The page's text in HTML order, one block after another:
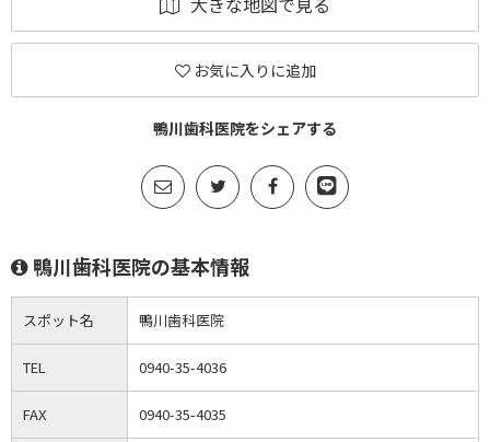
お気に入りに追加
鴨川歯科医院をシェアする
鴨川歯科医院の基本情報
スポット名 鴨川歯科医院
TEL 0940-35-4036
FAX 0940-35-4035